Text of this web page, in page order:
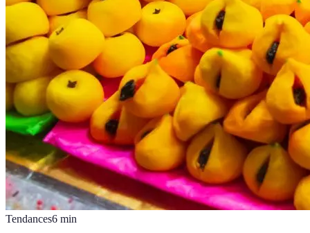
Tendances6 min